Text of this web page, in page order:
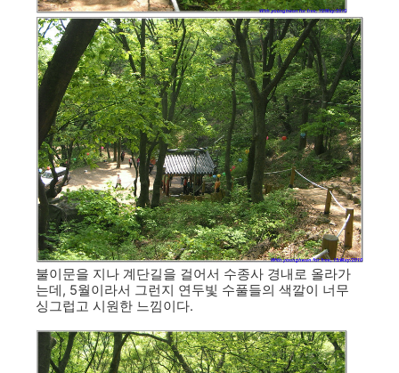
불이문을 지나 계단길을 걸어서 수종사 경내로 올라가
는데, 5월이라서 그런지 연두빛 수풀들의 색깔이 너무
싱그럽고 시원한 느낌이다.